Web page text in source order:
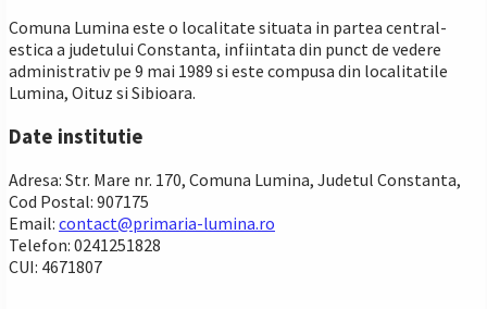
Comuna Lumina este o localitate situata in partea central-
estica a judetului Constanta, infiintata din punct de vedere
administrativ pe 9 mai 1989 si este compusa din localitatile
Lumina, Oituz si Sibioara.
Date institutie
Adresa: Str. Mare nr. 170, Comuna Lumina, Judetul Constanta,
Cod Postal: 907175
Email: contact@primaria-lumina.ro
Telefon: 0241251828
CUI: 4671807